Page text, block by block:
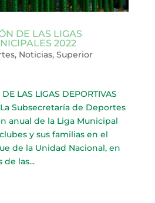
DE LAS LIGAS
2022
, Noticias, Superior
LAS LIGAS DEPORTIVAS
La Subsecretaría de Deportes
anual de la Liga Municipal
y sus familias en el
de la Unidad Nacional, en
de las...